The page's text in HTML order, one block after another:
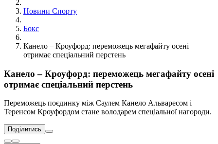
Новини Спорту
Бокс
Канело – Кроуфорд: переможець мегафайту осені
отримає спеціальний перстень
Канело – Кроуфорд: переможець мегафайту осені
отримає спеціальний перстень
Переможець поєдинку між Саулем Канело Альваресом і
Теренсом Кроуфордом стане володарем спеціальної нагороди.
Поділитись